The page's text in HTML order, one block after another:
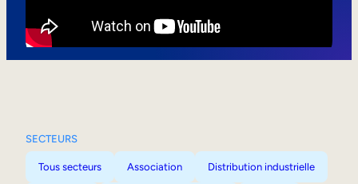
SECTEURS
Tous secteurs Association Distribution industrielle